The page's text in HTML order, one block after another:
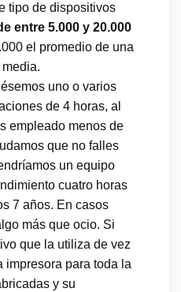
tipo de dispositivos
entre 5.000 y 20.000
el promedio de una
uno o varios
de 4 horas, al
empleado menos de
que no falles
un equipo
cuatro horas
7 años. En casos
más que ocio. Si
que la utiliza de vez
impresora para toda la
y su